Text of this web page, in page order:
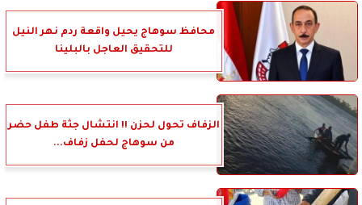
محافظ سوهاج يحيل واقعة ردم نهر النيل
للتحقيق العاجل بالبلينا
الزفاف تحول لحزن !! انتشال جثة طفل حضر
من سوهاج لحفل زفاف...